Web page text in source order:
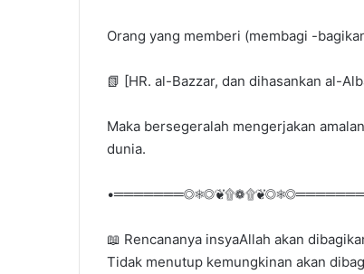
Orang yang memberi (membagi -
📗 [HR. al-Bazzar, dan dihasankan al-
Maka bersegeralah mengerjakan
dunia.
📖 Rencananya insyaAllah akan
Tidak menutup kemungkinan akan